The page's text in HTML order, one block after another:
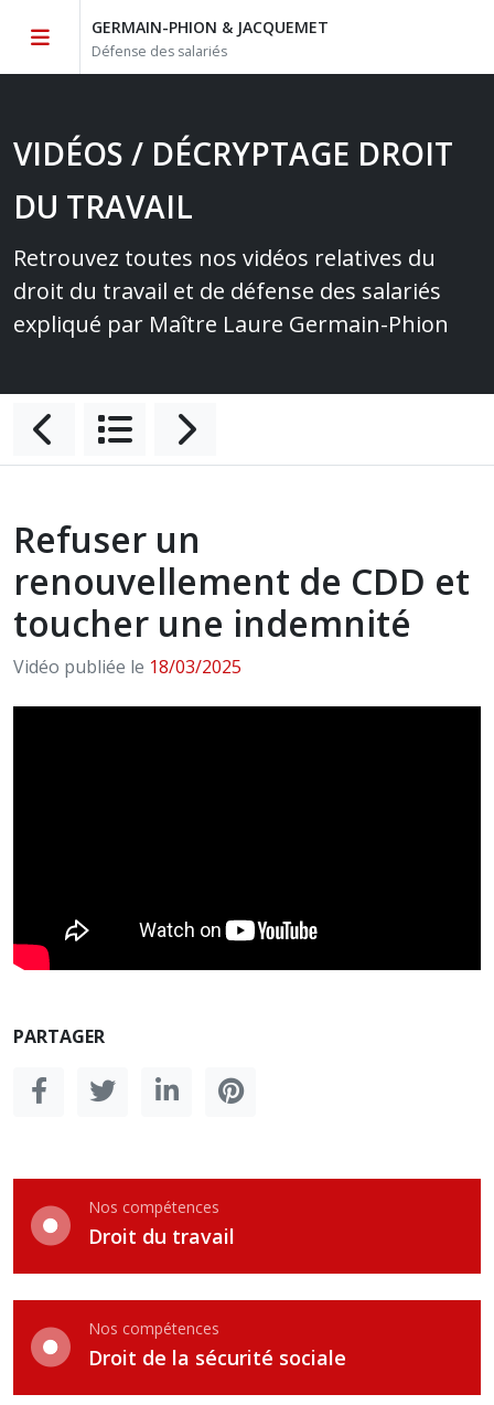
GERMAIN-PHION & JACQUEMET
Défense des salariés
VIDÉOS / DÉCRYPTAGE DROIT
DU TRAVAIL
Retrouvez toutes nos vidéos relatives du
droit du travail et de défense des salariés
expliqué par Maître Laure Germain-Phion
Refuser un
renouvellement de CDD et
toucher une indemnité
Vidéo publiée le 18/03/2025
PARTAGER
Nos compétences
Droit du travail
Nos compétences
Droit de la sécurité sociale